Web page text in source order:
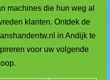
machines die hun weg al
klanten. Ontdek de
in Andijk te
voor uw volgende